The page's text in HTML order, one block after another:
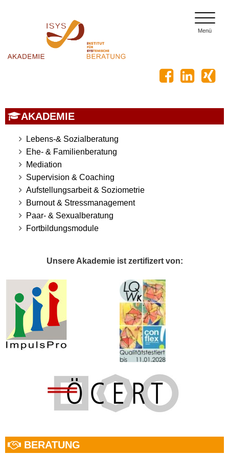
toggle
menu
Menü
AKADEMIE
Lebens-& Sozialberatung
Ehe- & Familienberatung
Mediation
Supervision & Coaching
Aufstellungsarbeit & Soziometrie
Burnout & Stressmanagement
Paar- & Sexualberatung
Fortbildungsmodule
Unsere Akademie ist zertifizert von:
BERATUNG